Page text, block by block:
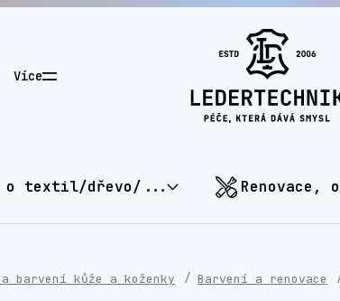
Více
o textil/dřevo/... Renovace,
a barvení kůže a koženky Barvení a renovace